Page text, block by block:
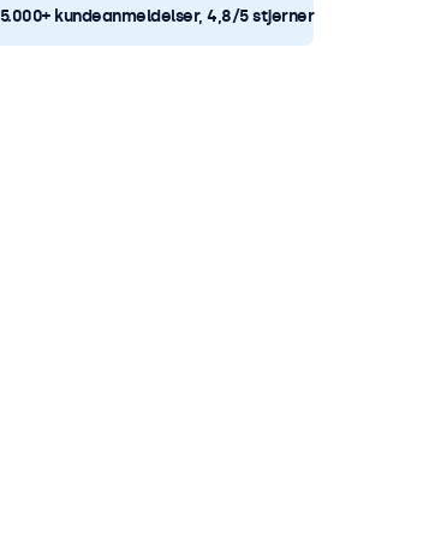
5.000+ kundeanmeldelser, 4,8/5 stjerner